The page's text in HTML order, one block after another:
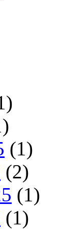
(1)
(2)
(1)
(1)